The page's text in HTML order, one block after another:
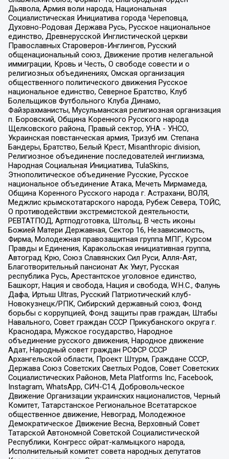
Дьявола, Армия воли народа, Национальная
Социалистическая Инициатива города Череповца,
Духовно-Родовая Держава Русь, Русское национальное
единство, Древнерусской Инглистической церкви
Православных Староверов-Инглингов, Русский
общенациональный союз, Движение против нелегальной
иммиграции, Кровь и Честь, О свободе совести и о
религиозных объединениях, Омская организация
общественного политического движения Русское
национальное единство, Северное Братство, Клуб
Болельщиков Футбольного Клуба Динамо,
Файзрахманисты, Мусульманская религиозная организация
п. Боровский, Община Коренного Русского народа
Щелковского района, Правый сектор, УНА - УНСО,
Украинская повстанческая армия, Тризуб им. Степана
Бандеры, Братство, Белый Крест, Misanthropic division,
Религиозное объединение последователей инглиизма,
Народная Социальная Инициатива, TulaSkins,
Этнополитическое объединение Русские, Русское
национальное объединение Атака, Мечеть Мирмамеда,
Община Коренного Русского народа г. Астрахани, ВОЛЯ,
Меджлис крымскотатарского народа, Рубеж Севера, ТОЙС,
О противодействии экстремистской деятельности,
РЕВТАТПОД, Артподготовка, Штольц, В честь иконы
Божией Матери Державная, Сектор 16, Независимость,
Фирма, Молодежная правозащитная группа МПГ, Курсом
Правды и Единения, Каракольская инициативная группа,
Автоград Крю, Союз Славянских Сил Руси, Алля-Аят,
Благотворительный пансионат Ак Умут, Русская
республика Русь, Арестантское уголовное единство,
Башкорт, Нация и свобода, Нация и свобода, W.H.С., Фалунь
Дафа, Иртыш Ultras, Русский Патриотический клуб-
Новокузнецк/РПК, Сибирский державный союз, Фонд
борьбы с коррупцией, Фонд защиты прав граждан, Штабы
Навального, Совет граждан СССР Прикубанского округа г.
Краснодара, Мужское государство, Народное
объединение русского движения, Народное движение
Адат, Народный совет граждан РСФСР СССР
Архангельской области, Проект Штурм, Граждане СССР,
Держава Союз Советских Светлых Родов, Совет Советских
Социалистических Районов, Meta Platforms Inc, Facebook,
Instagram, WhatsApp, СИЧ-С14, Добровольческое
Движение Организации украинских националистов, Черный
Комитет, Татарстанское Региональное Всетатарское
общественное движение, Невоград, Молодежное
Демократическое Движение Весна, Верховный Совет
Татарской Автономной Советской Социалистической
Республики, Конгресс ойрат-калмыцкого народа,
Исполнительный комитет совета народных депутатов